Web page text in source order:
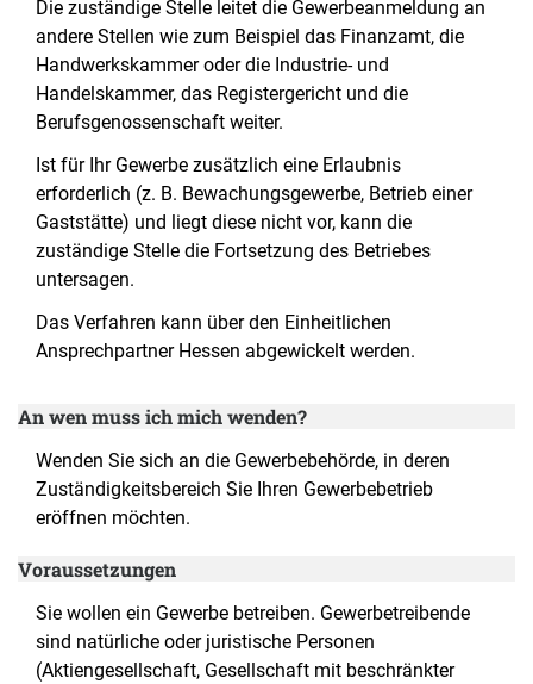
Die zuständige Stelle leitet die Gewerbeanmeldung an
andere Stellen wie zum Beispiel das Finanzamt, die
Handwerkskammer oder die Industrie- und
Handelskammer, das Registergericht und die
Berufsgenossenschaft weiter.
Ist für Ihr Gewerbe zusätzlich eine Erlaubnis
erforderlich (z. B. Bewachungsgewerbe, Betrieb einer
Gaststätte) und liegt diese nicht vor, kann die
zuständige Stelle die Fortsetzung des Betriebes
untersagen.
Das Verfahren kann über den Einheitlichen
Ansprechpartner Hessen abgewickelt werden.
An wen muss ich mich wenden?
Wenden Sie sich an die Gewerbebehörde, in deren
Zuständigkeitsbereich Sie Ihren Gewerbebetrieb
eröffnen möchten.
Voraussetzungen
Sie wollen ein Gewerbe betreiben. Gewerbetreibende
sind natürliche oder juristische Personen
(Aktiengesellschaft, Gesellschaft mit beschränkter